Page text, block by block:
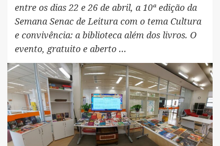
entre os dias 22 e 26 de abril, a 10ª edição da
Semana Senac de Leitura com o tema Cultura
e convivência: a biblioteca além dos livros. O
evento, gratuito e aberto …